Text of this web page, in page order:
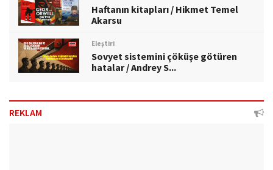
Haftanın kitapları / Hikmet Temel
Akarsu
Eleştiri
Sovyet sistemini çöküşe götüren
hatalar / Andrey S...
REKLAM